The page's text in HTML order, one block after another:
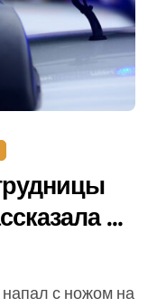
о
сына